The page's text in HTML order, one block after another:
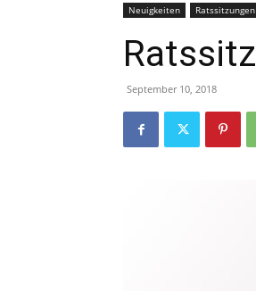
Neuigkeiten Ratssitzungen
September 10, 2018